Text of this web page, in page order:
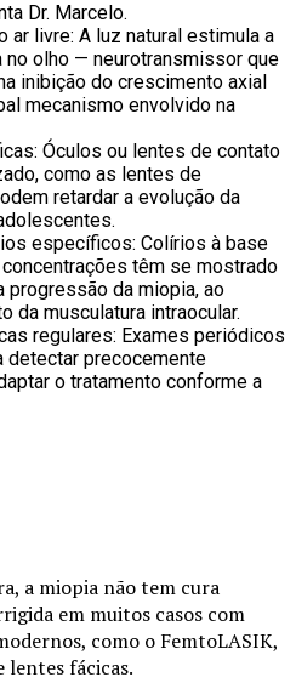
Dr. Marcelo.
ar livre: A luz natural estimula a
no olho — neurotransmissor que
inibição do crescimento axial
mecanismo envolvido na
Óculos ou lentes de contato
como as lentes de
retardar a evolução da
específicos: Colírios à base
têm se mostrado
progressão da miopia, ao
da musculatura intraocular.
regulares: Exames periódicos
detectar precocemente
o tratamento conforme a
a miopia não tem cura
em muitos casos com
como o FemtoLASIK,
lentes fácicas.